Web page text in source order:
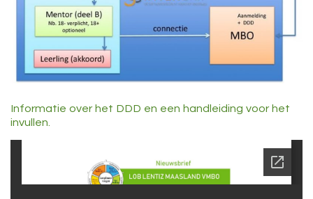
Informatie over het DDD en een handleiding voor het
invullen.